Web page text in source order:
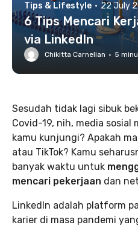
Tips & Lifestyle · 22 July
6 Tips Mencari
via LinkedIn
Chikitta Carnelian · 5
Sesudah tidak lagi sibuk
Covid-19, nih, media sosial
kamu kunjungi? Apakah
atau TikTok? Kamu
banyak waktu untuk
mencari pekerjaan dan
LinkedIn adalah platform
karier di masa pandemi